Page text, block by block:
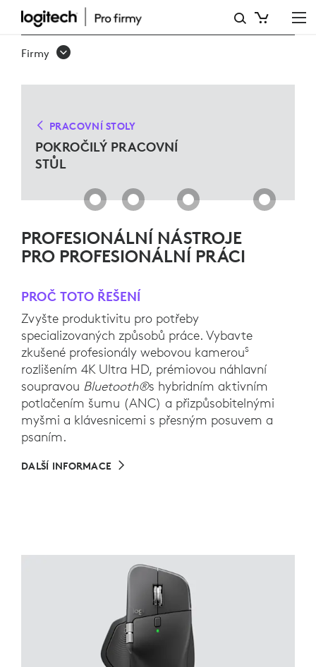
POKROČILÁ
ŘEŠENÍ
Firmy
PRACOVNÍ STOLY
POKROČILÝ PRACOVNÍ
STŮL
PROFESIONÁLNÍ NÁSTROJE
PRO PROFESIONÁLNÍ PRÁCI
PROČ TOTO ŘEŠENÍ
Zvyšte produktivitu pro potřeby
specializovaných způsobů práce. Vybavte
zkušené profesionály webovou kamerous
rozlišením 4K Ultra HD, prémiovou náhlavní
soupravou Bluetooth®s hybridním aktivním
potlačením šumu (ANC) a přizpůsobitelnými
myšmi a klávesnicemi s přesným posuvem a
psaním.
DALŠÍ INFORMACE